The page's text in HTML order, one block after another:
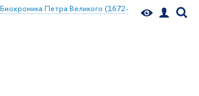
Биохроника Петра Великого (1672-